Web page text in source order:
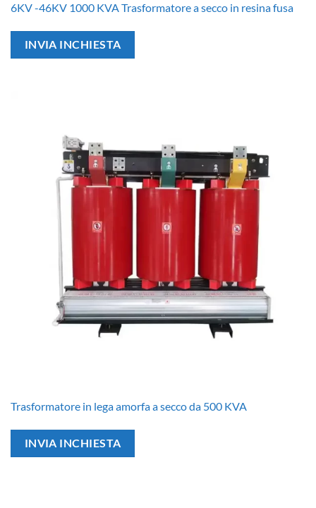
6KV -46KV 1000 KVA Trasformatore a secco in resina fusa
INVIA INCHIESTA
Trasformatore in lega amorfa a secco da 500 KVA
INVIA INCHIESTA